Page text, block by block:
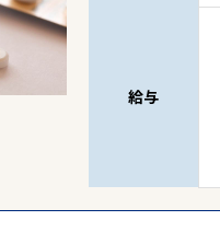
給与